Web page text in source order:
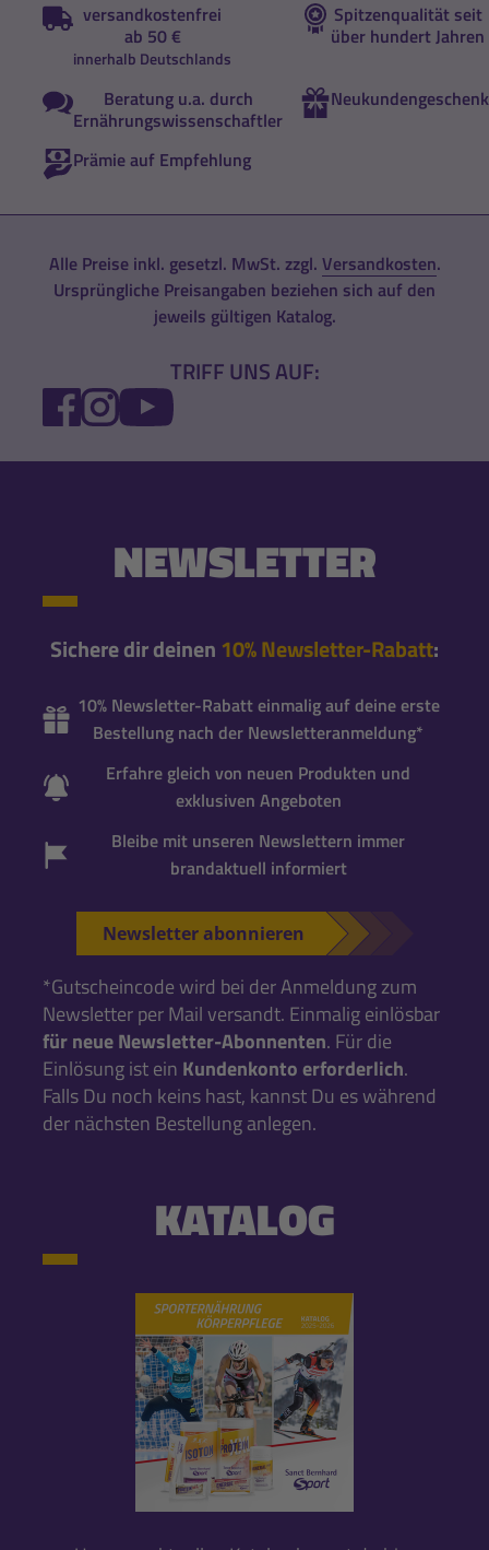
versandkostenfrei
ab 50 €
innerhalb Deutschlands
Spitzenqualität seit
über hundert Jahren
Beratung u.a. durch
Ernährungswissenschaftler
Neukundengeschenk
Prämie auf Empfehlung
Alle Preise inkl. gesetzl. MwSt. zzgl. Versandkosten.
Ursprüngliche Preisangaben beziehen sich auf den
jeweils gültigen Katalog.
TRIFF UNS AUF:
FACEBOOK
INSTAGRAM
YOUTUBE
NEWSLETTER
Sichere dir deinen 10% Newsletter-Rabatt:
10% Newsletter-Rabatt einmalig auf deine erste
Bestellung nach der Newsletteranmeldung*
Erfahre gleich von neuen Produkten und
exklusiven Angeboten
Bleibe mit unseren Newslettern immer
brandaktuell informiert
Newsletter abonnieren
*Gutscheincode wird bei der Anmeldung zum
Newsletter per Mail versandt. Einmalig einlösbar
für neue Newsletter-Abonnenten. Für die
Einlösung ist ein Kundenkonto erforderlich.
Falls Du noch keins hast, kannst Du es während
der nächsten Bestellung anlegen.
KATALOG